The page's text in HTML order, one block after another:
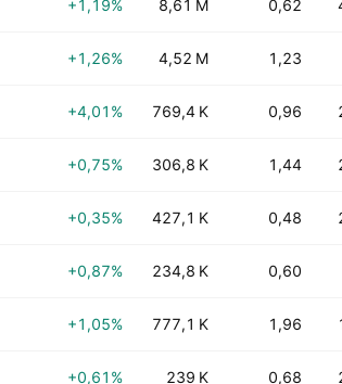
+1,19% 8,61 M 0,62
+1,26% 4,52 M 1,23
+4,01% 769,4 K 0,96
+0,75% 306,8 K 1,44
+0,35% 427,1 K 0,48
+0,87% 234,8 K 0,60
+1,05% 777,1 K 1,96
+0,61% 239 K 0,68